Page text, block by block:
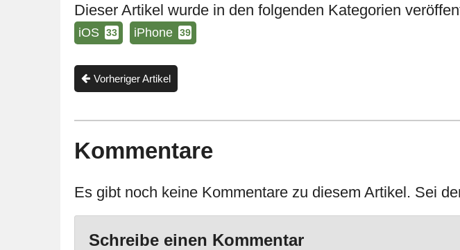
Dieser Artikel wurde in den folgenden Kategorien
iOS 33 iPhone 39
Vorheriger Artikel
Kommentare
Es gibt noch keine Kommentare zu diesem Artikel. Sei
Schreibe einen Kommentar